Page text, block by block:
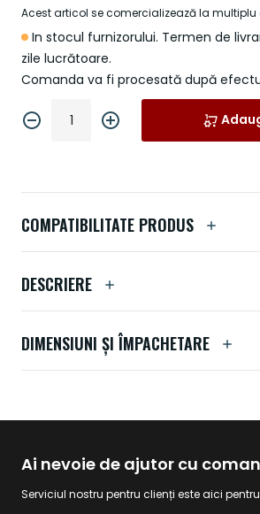
In stocul furnizorului. Termen de
zile lucrătoare.
Comanda va fi procesată după
Acest articol se comercializează la multiplu
COMPATIBILITATE PRODUS
DESCRIERE
DIMENSIUNI ȘI ÎMPACHETARE
Ai nevoie de ajutor cu
Serviciul nostru pentru clienți este aici